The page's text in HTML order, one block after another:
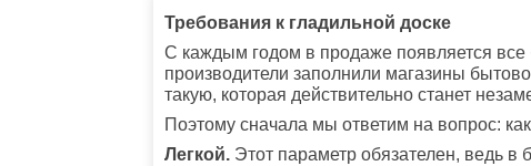
Требования к гладильной доске
С каждым годом в продаже появляется
производители заполнили магазины
такую, которая действительно станет
Поэтому сначала мы ответим на вопрос:
Легкой. Этот параметр обязателен, ведь